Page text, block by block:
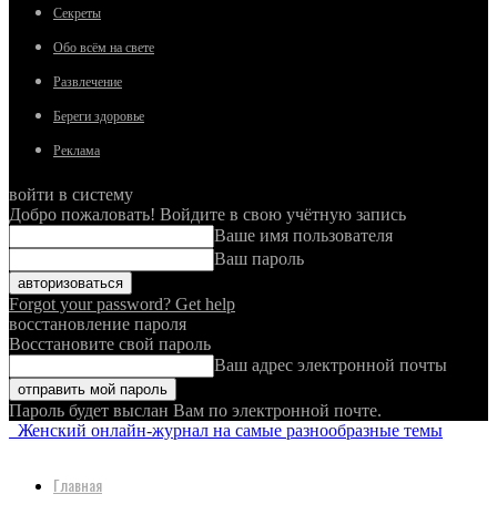
Секреты
Обо всём на свете
Развлечение
Береги здоровье
Реклама
войти в систему
Добро пожаловать! Войдите в свою учётную запись
Ваше имя пользователя
Ваш пароль
Forgot your password? Get help
восстановление пароля
Восстановите свой пароль
Ваш адрес электронной почты
Пароль будет выслан Вам по электронной почте.
Женский онлайн-журнал на самые разнообразные темы
Главная